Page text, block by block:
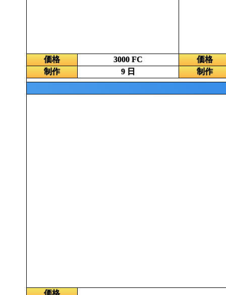
価格 3000 FC
価格
制作
9 日 制作
価格